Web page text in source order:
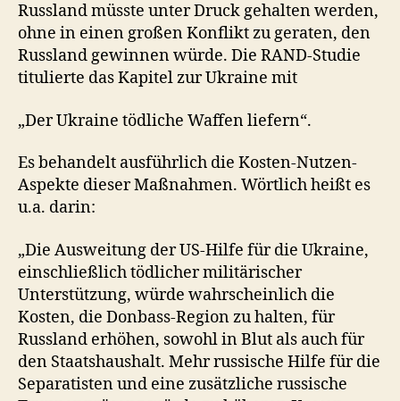
Russland müsste unter Druck gehalten werden,
ohne in einen großen Konflikt zu geraten, den
Russland gewinnen würde. Die RAND-Studie
titulierte das Kapitel zur Ukraine mit
„Der Ukraine tödliche Waffen liefern“.
Es behandelt ausführlich die Kosten-Nutzen-
Aspekte dieser Maßnahmen. Wörtlich heißt es
u.a. darin:
„Die Ausweitung der US-Hilfe für die Ukraine,
einschließlich tödlicher militärischer
Unterstützung, würde wahrscheinlich die
Kosten, die Donbass-Region zu halten, für
Russland erhöhen, sowohl in Blut als auch für
den Staatshaushalt. Mehr russische Hilfe für die
Separatisten und eine zusätzliche russische